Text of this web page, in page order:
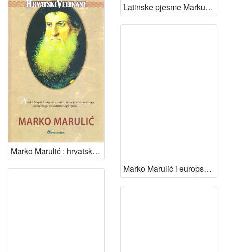
Latinske pjesme Marku Maruliću / Fran Božićević, Donat Paskvalić, Nikola Alberti ; preveo Nikola Šop
Marko Marulić : hrvatski velikan / Mira Muhoberac, Vesna Muhoberac
Marko Marulić i europsko humanističko pjesništvo